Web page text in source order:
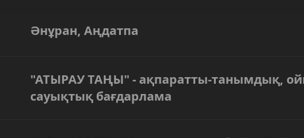
Әнұран, Аңдатпа
"АТЫРАУ ТАҢЫ" - ақпаратты-танымдық,
сауықтық бағдарлама